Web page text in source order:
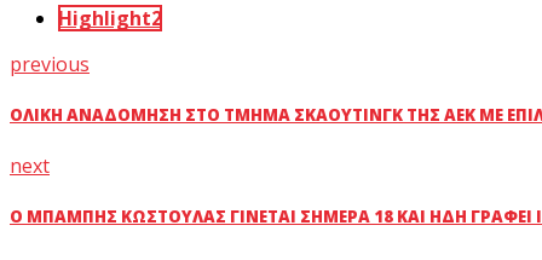
Highlight2
previous
ΟΛΙΚΉ ΑΝΑΔΌΜΗΣΗ ΣΤΟ ΤΜΉΜΑ ΣΚΆΟΥΤΙΝΓΚ ΤΗΣ ΑΕΚ ΜΕ
next
Ο ΜΠΆΜΠΗΣ ΚΩΣΤΟΎΛΑΣ ΓΊΝΕΤΑΙ ΣΉΜΕΡΑ 18 ΚΑΙ ΉΔΗ ΓΡΆΦΕΙ